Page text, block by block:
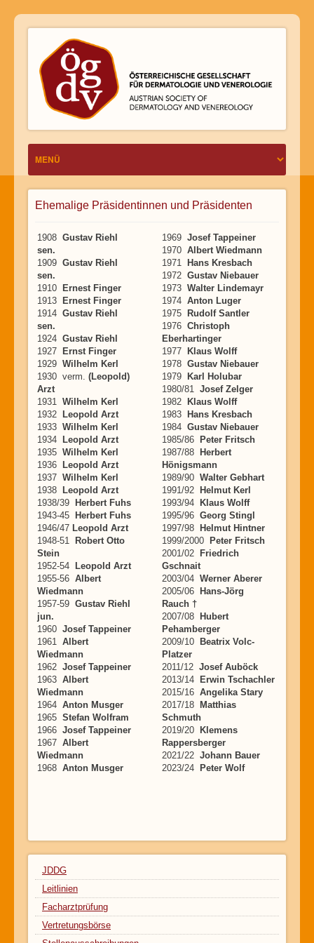
Ehemalige Präsidentinnen und Präsidenten
1908 Gustav Riehl
sen.
1909 Gustav Riehl
sen.
1910
Ernest Finger
1913
Ernest Finger
1914 Gustav Riehl
sen.
1924 Gustav Riehl
1927
Ernst Finger
1929 Wilhelm Kerl
1930 verm. (Leopold)
Arzt
1931 Wilhelm Kerl
1932
Leopold Arzt
1933 Wilhelm Kerl
1934
Leopold Arzt
1935 Wilhelm Kerl
1936
Leopold Arzt
1937 Wilhelm Kerl
1938
Leopold Arzt
1938/39
Herbert Fuhs
1943-45
Herbert Fuhs
1946/47 Leopold Arzt
1948-51
Robert Otto
Stein
1952-54
Leopold Arzt
1955-56 Albert
Wiedmann
1957-59 Gustav Riehl
jun.
1960 Josef Tappeiner
1961 Albert
Wiedmann
1962 Josef Tappeiner
1963 Albert
Wiedmann
1964 Anton Musger
1965 Stefan Wolfram
1966 Josef Tappeiner
1967 Albert
Wiedmann
1968 Anton Musger
1969 Josef Tappeiner
1970 Albert Wiedmann
1971
Hans Kresbach
1972 Gustav Niebauer
1973 Walter Lindemayr
1974 Anton Luger
1975
Rudolf Santler
1976 Christoph
Eberhartinger
1977
Klaus Wolff
1978 Gustav Niebauer
1979
Karl Holubar
1980/81 Josef Zelger
1982
Klaus Wolff
1983
Hans Kresbach
1984 Gustav Niebauer
1985/86
Peter Fritsch
1987/88
Herbert
Hönigsmann
1989/90 Walter Gebhart
1991/92
Helmut Kerl
1993/94
Klaus Wolff
1995/96 Georg Stingl
1997/98
Helmut Hintner
1999/2000
Peter Fritsch
2001/02
Friedrich
Gschnait
2003/04 Werner Aberer
2005/06
Hans-Jörg
Rauch †
2007/08
Hubert
Pehamberger
2009/10
Beatrix Volc-
Platzer
2011/12 Josef Auböck
2013/14
Erwin Tschachler
2015/16 Angelika Stary
2017/18 Matthias
Schmuth
2019/20 Klemens
Rappersberger
2021/22 Johann Bauer
2023/24 Peter Wolf
JDDG
Leitlinien
Facharztprüfung
Vertretungsbörse